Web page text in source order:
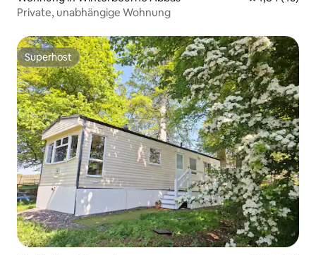
Private, unabhängige Wohnung
Superhost
Superhost